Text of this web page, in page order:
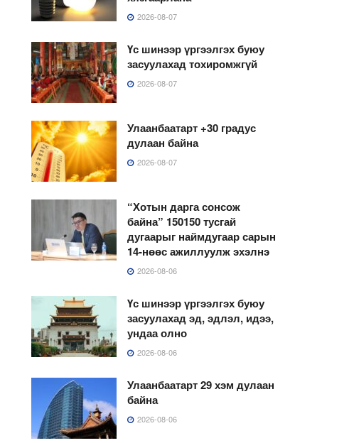
2026-08-07
Үс шинээр үргээлгэх буюу
засуулахад тохиромжгүй
2026-08-07
Улаанбаатарт +30 градус
дулаан байна
2026-08-07
“Хотын дарга сонсож
байна” 150150 тусгай
дугаарыг наймдугаар сарын
14-нөөс ажиллуулж эхэлнэ
2026-08-06
Үс шинээр үргээлгэх буюу
засуулахад эд, эдлэл, идээ,
ундаа олно
2026-08-06
Улаанбаатарт 29 хэм дулаан
байна
2026-08-06